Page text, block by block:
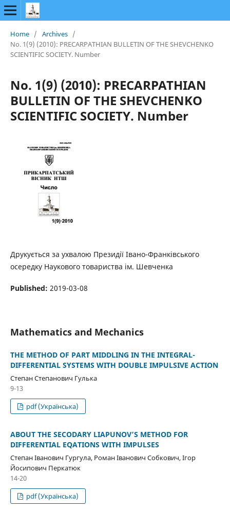
Home / Archives /
No. 1(9) (2010): PRECARPATHIAN BULLETIN OF THE SHEVCHENKO
SCIENTIFIC SOCIETY. Number
No. 1(9) (2010): PRECARPATHIAN
BULLETIN OF THE SHEVCHENKO
SCIENTIFIC SOCIETY. Number
Друкується за ухвалою Президії Івано-Франківського
осередку Наукового товариства ім. Шевченка
Published: 2019-03-08
Mathematics and Mechanics
THE METHOD OF PART MIDDLING IN THE INTEGRAL-
DIFFERENTIAL SYSTEMS WITH DOUBLE IMPULSIVE ACTION
Степан Степанович Гулька
9-13
pdf (Українська)
ABOUT THE SECODARY LIAPUNOV’S METHOD FOR
DIFFERENTIAL EQATIONS WITH IMPULSES
Степан Іванович Гургула, Роман Іванович Собкович, Ігор
Йосипович Перкатюк
14-20
pdf (Українська)